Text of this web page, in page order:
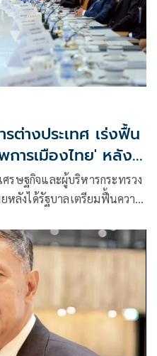
ต่างประเทศ เร่งฟื้น
การเมืองไทย' หลังมี
รษฐกิจและผู้บริหารกระทรวง